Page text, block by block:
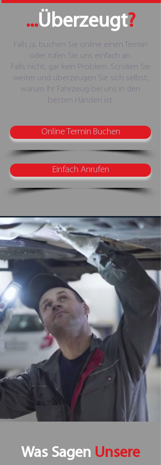
...Überzeugt?
Falls ja, buchen Sie online einen Termin
oder rufen Sie uns einfach an.
Falls nicht, gar kein Problem. Scrollen Sie
weiter und überzeugen Sie sich selbst,
warum Ihr Fahrzeug bei uns in den
besten Händen ist.
Online Termin Buchen
Einfach Anrufen
Was Sagen Unsere